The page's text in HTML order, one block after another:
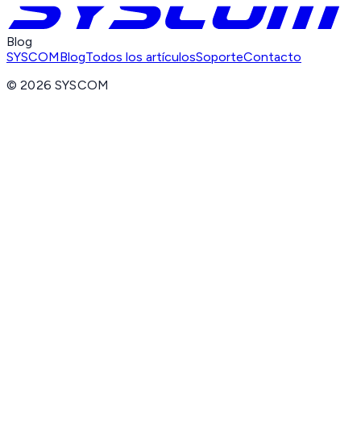
Blog
SYSCOMBlogTodos los artículosSoporteContacto
©2026 SYSCOM